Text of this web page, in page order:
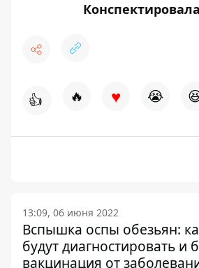
👍 🔥 ♥ 😭
13:09, 06 июня 2022
Вспышка оспы обезьян:
будут диагностировать и
вакцинация от